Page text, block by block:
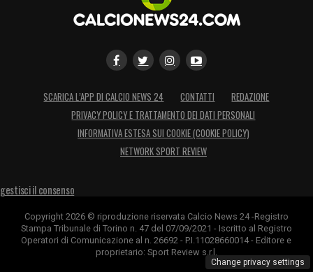
SCARICA L’APP DI CALCIO NEWS 24 CONTATTI
REDAZIONE
PRIVACY POLICY E TRATTAMENTO DEI DATI PERSONALI
INFORMATIVA ESTESA SUI COOKIE (COOKIE POLICY)
NETWORK SPORT REVIEW
gestisci il consenso
Copyright 2026 © riproduzione riservata Calcio News 24 -Registro
Stampa Tribunale di Torino n. 47 del 07/09/2021 - Iscritto al Registro
Operatori di Comunicazione al n. 26692 - P.I.11028660014 - Editore e
proprietario: Sport Review s.r.l.
Change privacy settings